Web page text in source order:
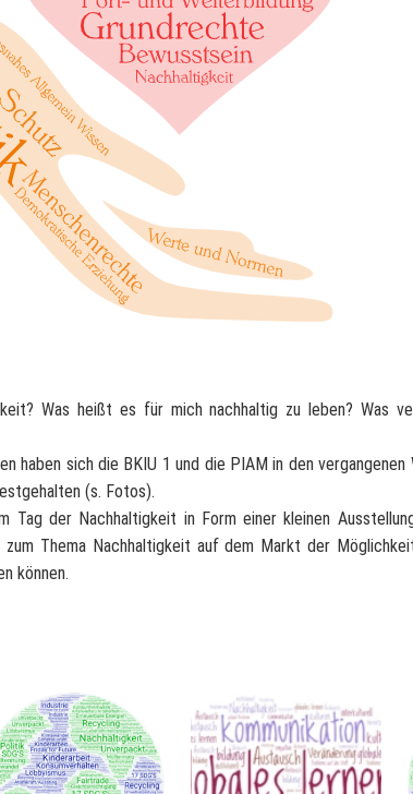
Was heißt es für mich nachhaltig zu leben? Was
haben sich die BKIU 1 und die PIAM in den
(s. Fotos).
Tag der Nachhaltigkeit in Form einer kleinen
Thema Nachhaltigkeit auf dem Markt der
können.